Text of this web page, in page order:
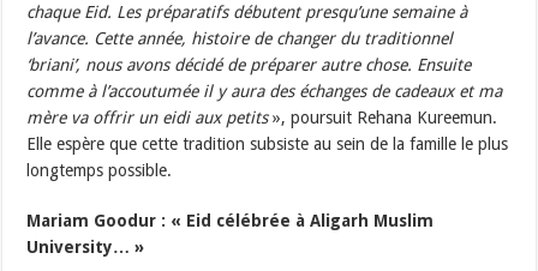
chaque Eid. Les préparatifs débutent presqu’une semaine à
l’avance. Cette année, histoire de changer du traditionnel
‘briani’, nous avons décidé de préparer autre chose. Ensuite
comme à l’accoutumée il y aura des échanges de cadeaux et ma
mère va offrir un eidi aux petits», poursuit Rehana Kureemun.
Elle espère que cette tradition subsiste au sein de la famille le plus
longtemps possible.
Mariam Goodur : « Eid célébrée à Aligarh Muslim
University… »